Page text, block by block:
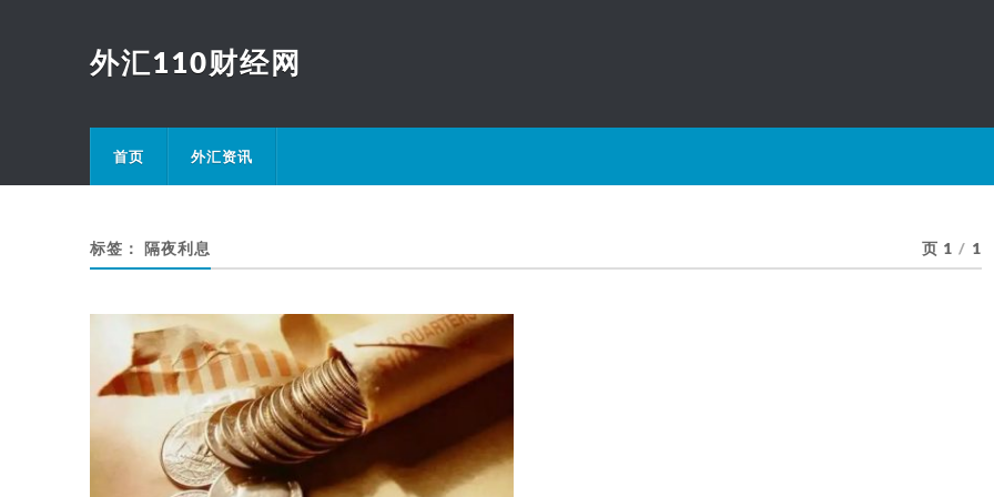
外汇110财经网
首页 外汇资讯
标签： 隔夜利息 页 1 / 1